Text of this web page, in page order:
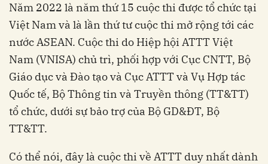
Năm 2022 là năm thứ 15 cuộc thi được tổ chức tại
Việt Nam và là lần thứ tư cuộc thi mở rộng tới các
nước ASEAN. Cuộc thi do Hiệp hội ATTT Việt
Nam (VNISA) chủ trì, phối hợp với Cục CNTT, Bộ
Giáo dục và Đào tạo và Cục ATTT và Vụ Hợp tác
Quốc tế, Bộ Thông tin và Truyền thông (TT&TT)
tổ chức, dưới sự bảo trợ của Bộ GD&ĐT, Bộ
TT&TT.
Có thể nói, đây là cuộc thi về ATTT duy nhất dành